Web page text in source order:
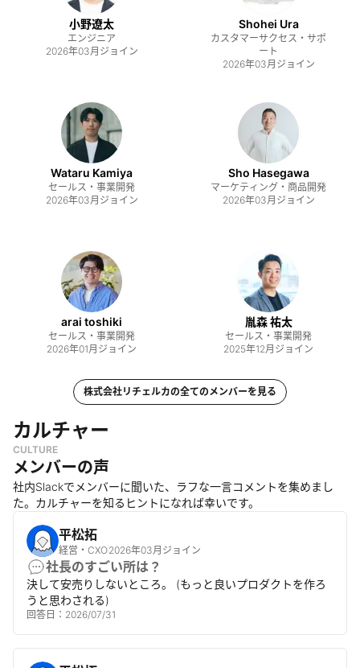
小野遼太
エンジニア
2026年03月 ジョイン
Shohei Ura
カスタマーサクセス・サポ
ート
2026年03月 ジョイン
Wataru Kamiya
セールス・事業開発
2026年03月 ジョイン
Sho Hasegawa
マーケティング・商品開発
2026年03月 ジョイン
arai toshiki
セールス・事業開発
2026年01月 ジョイン
胤森 祐太
セールス・事業開発
2025年12月 ジョイン
株式会社リチェルカの全てのメンバーを見る
カルチャー
CULTURE
メンバーの声
社内Slackでメンバーに聞いた、ラフな一言コメントを集めまし
た。カルチャーを知るヒントになれば幸いです。
平松拓
経営・CXO2026年03月ジョイン
社長のすごい所は？
決して安売りしないところ。 (もっと良いプロダクトを作ろ
うと思わされる)
回答日： 2026/07/31